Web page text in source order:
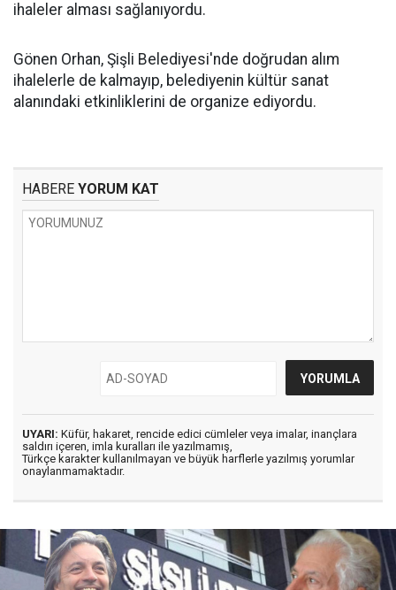
ihaleler alması sağlanıyordu.
Gönen Orhan, Şişli Belediyesi'nde doğrudan alım
ihalelerle de kalmayıp, belediyenin kültür sanat
alanındaki etkinliklerini de organize ediyordu.
HABERE YORUM KAT
UYARI: Küfür, hakaret, rencide edici cümleler veya imalar, inançlara
saldırı içeren, imla kuralları ile yazılmamış,
Türkçe karakter kullanılmayan ve büyük harflerle yazılmış yorumlar
onaylanmamaktadır.